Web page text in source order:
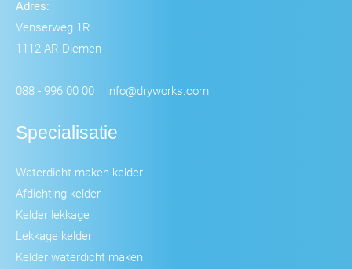
Adres:
Venserweg 1R
1112 AR Diemen
088 - 996 00 00 info@dryworks.com
Specialisatie
Waterdicht maken kelder
Afdichting kelder
Kelder lekkage
Lekkage kelder
Kelder waterdicht maken